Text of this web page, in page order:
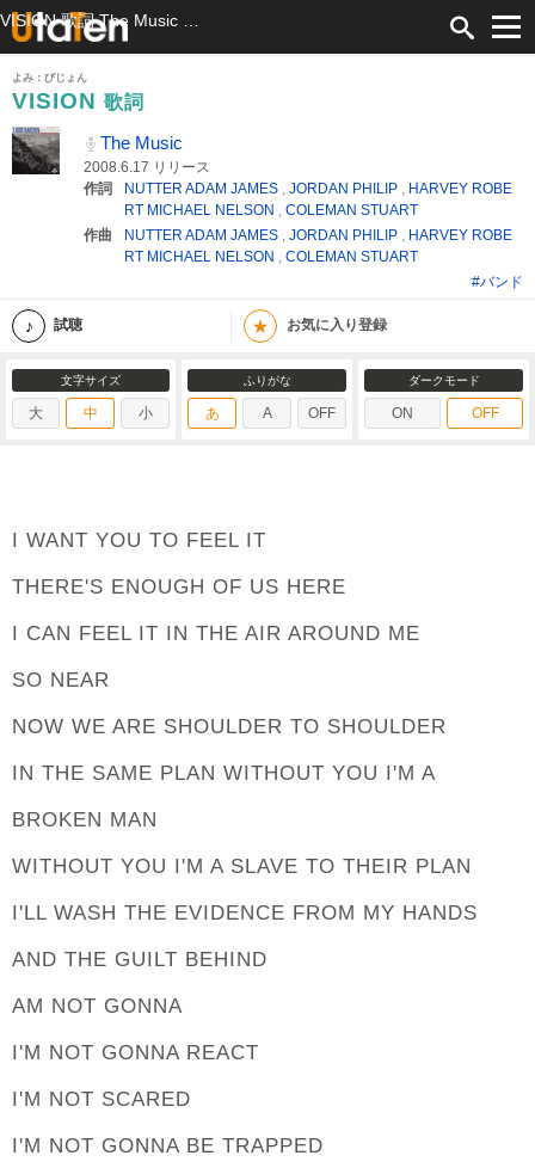
よみ：びじょん
VISION 歌詞
The Music
2008.6.17 リリース
作詞
NUTTER ADAM JAMES ,JORDAN PHILIP , HARVEY ROBE
RT MICHAEL NELSON ,COLEMAN STUART
作曲
NUTTER ADAM JAMES ,JORDAN PHILIP , HARVEY ROBE
RT MICHAEL NELSON ,COLEMAN STUART
#バンド
試聴 ★ お気に入り登録
文字サイズ
大 中 小
ふりがな
あ A OFF
ダークモード
ON OFF
I WANT YOU TO FEEL IT
THERE'S ENOUGH OF US HERE
I CAN FEEL IT IN THE AIR AROUND ME
SO NEAR
NOW WE ARE SHOULDER TO SHOULDER
IN THE SAME PLAN WITHOUT YOU I'M A
BROKEN MAN
WITHOUT YOU I'M A SLAVE TO THEIR PLAN
I'LL WASH THE EVIDENCE FROM MY HANDS
AND THE GUILT BEHIND
AM NOT GONNA
I'M NOT GONNA REACT
I'M NOT SCARED
I'M NOT GONNA BE TRAPPED